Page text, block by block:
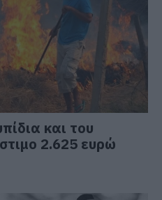
και του
2.625 ευρώ